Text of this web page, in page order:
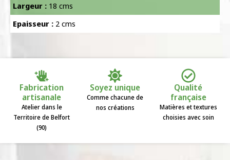
Largeur : 18 cms
Epaisseur : 2 cms
Fabrication
artisanale
Atelier dans le
Territoire de Belfort
(90)
Soyez unique
Comme chacune de
nos créations
Qualité
française
Matières et textures
choisies avec soin